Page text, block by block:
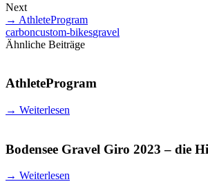
Next
→ AthleteProgram
carboncustom-bikesgravel
Ähnliche Beiträge
AthleteProgram
→ Weiterlesen
Bodensee Gravel Giro 2023 – die
→ Weiterlesen